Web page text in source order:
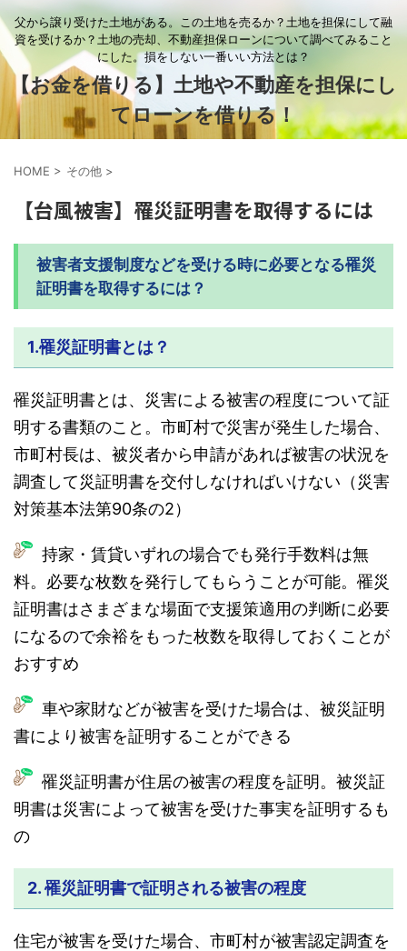
父から譲り受けた土地がある。この土地を売るか？土地を担保にして融
資を受けるか？土地の売却、不動産担保ローンについて調べてみること
にした。損をしない一番いい方法とは？
【お金を借りる】土地や不動産を担保にし
てローンを借りる！
HOME > その他 >
【台風被害】罹災証明書を取得するには
被害者支援制度などを受ける時に必要となる罹災
証明書を取得するには？
1.罹災証明書とは？
罹災証明書とは、災害による被害の程度について証
明する書類のこと。市町村で災害が発生した場合、
市町村長は、被災者から申請があれば被害の状況を
調査して災証明書を交付しなければいけない（災害
対策基本法第90条の2）
持家・賃貸いずれの場合でも発行手数料は無
料。必要な枚数を発行してもらうことが可能。罹災
証明書はさまざまな場面で支援策適用の判断に必要
になるので余裕をもった枚数を取得しておくことが
おすすめ
車や家財などが被害を受けた場合は、被災証明
書により被害を証明することができる
罹災証明書が住居の被害の程度を証明。被災証
明書は災害によって被害を受けた事実を証明するも
の
2. 罹災証明書で証明される被害の程度
住宅が被害を受けた場合、市町村が被害認定調査を